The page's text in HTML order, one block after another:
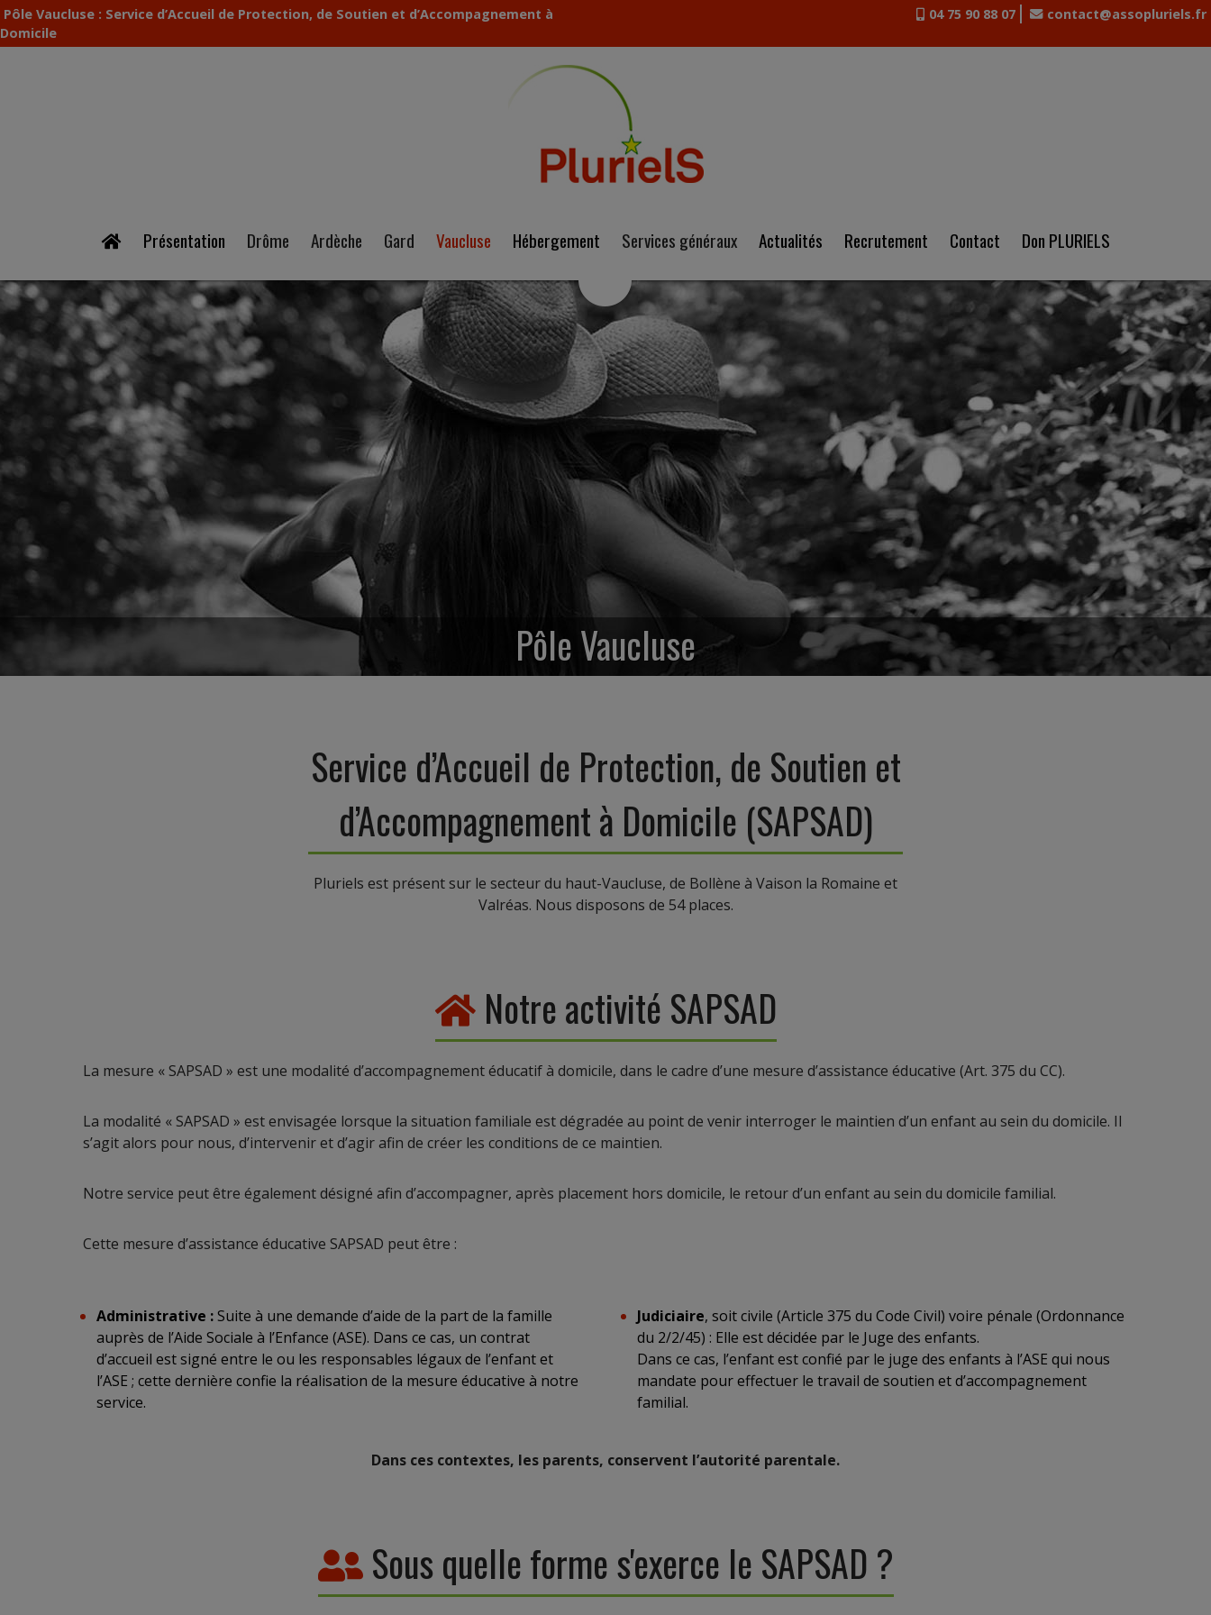
Pôle Vaucluse : Service d’Accueil de Protection, de Soutien et d’Accompagnement à
Domicile
04 75 90 88 07 contact@assopluriels.fr
Présentation Drôme Ardèche Gard Vaucluse Hébergement Services généraux Actualités Recrutement Contact Don PLURIELS
Pôle Vaucluse
Service d’Accueil de Protection, de Soutien et
d’Accompagnement à Domicile (SAPSAD)
Pluriels est présent sur le secteur du haut-Vaucluse, de Bollène à Vaison la Romaine et
Valréas. Nous disposons de 54 places.
Notre activité SAPSAD
La mesure « SAPSAD » est une modalité d’accompagnement éducatif à domicile, dans le cadre d’une mesure d’assistance éducative (Art. 375 du CC).
La modalité « SAPSAD » est envisagée lorsque la situation familiale est dégradée au point de venir interroger le maintien d’un enfant au sein du domicile. Il
s’agit alors pour nous, d’intervenir et d’agir afin de créer les conditions de ce maintien.
Notre service peut être également désigné afin d’accompagner, après placement hors domicile, le retour d’un enfant au sein du domicile familial.
Cette mesure d’assistance éducative SAPSAD peut être :
Administrative :Suite à une demande d’aide de la part de la famille
auprès de l’Aide Sociale à l’Enfance (ASE). Dans ce cas, un contrat
d’accueil est signé entre le ou les responsables légaux de l’enfant et
l’ASE ; cette dernière confie la réalisation de la mesure éducative à notre
service.
Judiciaire, soit civile (Article 375 du Code Civil) voire pénale (Ordonnance
du 2/2/45) : Elle est décidée par le Juge des enfants.
Dans ce cas, l’enfant est confié par le juge des enfants à l’ASE qui nous
mandate pour effectuer le travail de soutien et d’accompagnement
familial.
Dans ces contextes, les parents, conservent l’autorité parentale.
Sous quelle forme s'exerce le SAPSAD ?